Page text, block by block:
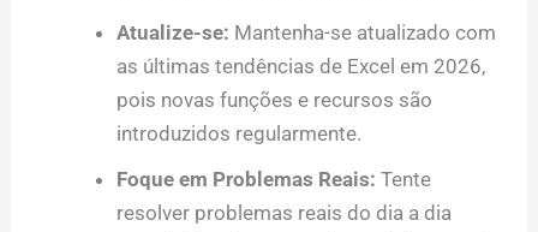
Atualize-se: Mantenha-se atualizado com
as últimas tendências de Excel em 2026,
pois novas funções e recursos são
introduzidos regularmente.
Foque em Problemas Reais: Tente
resolver problemas reais do dia a dia